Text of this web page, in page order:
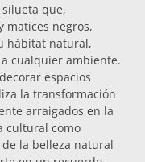
que,
matices negros,
hábitat natural,
cualquier ambiente.
espacios
la transformación
arraigados en la
cultural como
la belleza natural